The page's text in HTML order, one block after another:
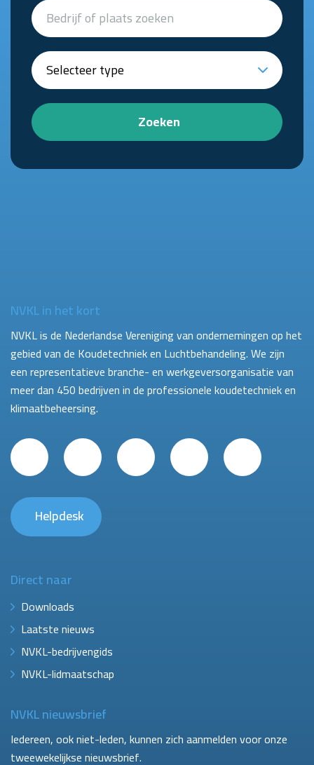
Zoeken
NVKL in het kort
NVKL is de Nederlandse Vereniging van ondernemingen op het
gebied van de Koudetechniek en Luchtbehandeling. We zijn
een representatieve branche- en werkgeversorganisatie van
meer dan 450 bedrijven in de professionele koudetechniek en
klimaatbeheersing.
Helpdesk
Direct naar
Downloads
Laatste nieuws
NVKL-bedrijvengids
NVKL-lidmaatschap
NVKL nieuwsbrief
Iedereen, ook niet-leden, kunnen zich aanmelden voor onze
tweewekelijkse nieuwsbrief.